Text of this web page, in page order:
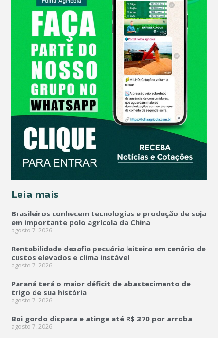
Leia mais
Brasileiros conhecem tecnologias e produção de soja
em importante polo agrícola da China
agosto 7, 2026
Rentabilidade desafia pecuária leiteira em cenário de
custos elevados e clima instável
agosto 7, 2026
Paraná terá o maior déficit de abastecimento de
trigo de sua história
agosto 7, 2026
Boi gordo dispara e atinge até R$ 370 por arroba
agosto 7, 2026